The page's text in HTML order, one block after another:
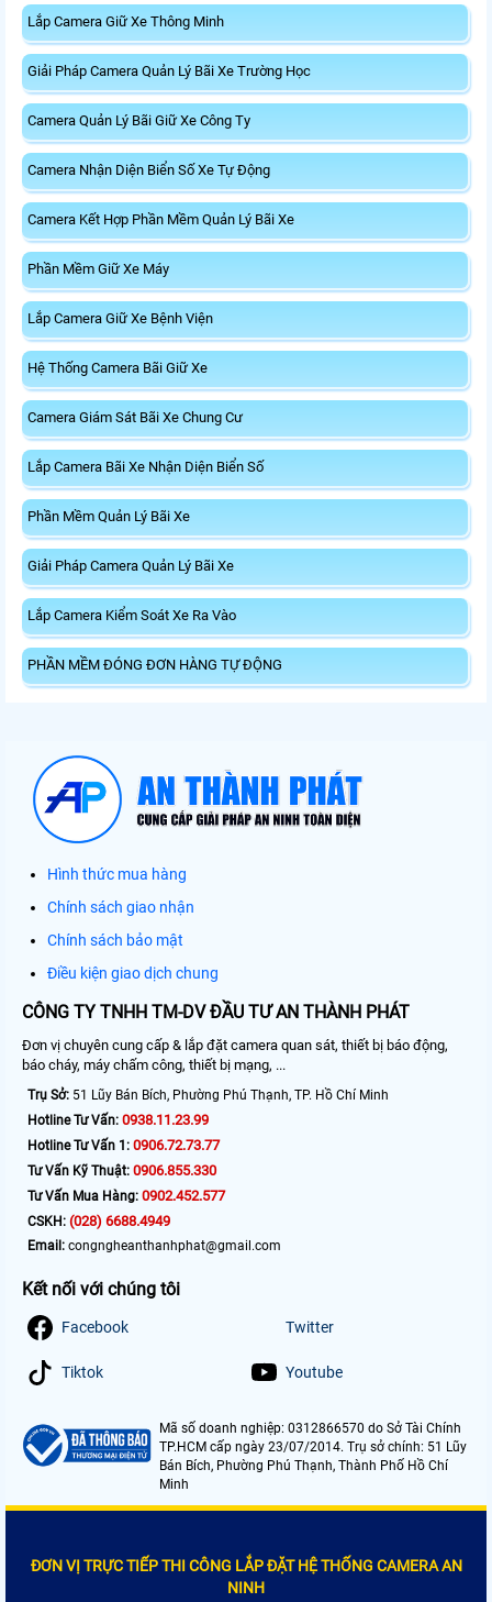
Lắp Camera Giữ Xe Thông Minh
Giải Pháp Camera Quản Lý Bãi Xe Trường Học
Camera Quản Lý Bãi Giữ Xe Công Ty
Camera Nhận Diện Biển Số Xe Tự Động
Camera Kết Hợp Phần Mềm Quản Lý Bãi Xe
Phần Mềm Giữ Xe Máy
Lắp Camera Giữ Xe Bệnh Viện
Hệ Thống Camera Bãi Giữ Xe
Camera Giám Sát Bãi Xe Chung Cư
Lắp Camera Bãi Xe Nhận Diện Biển Số
Phần Mềm Quản Lý Bãi Xe
Giải Pháp Camera Quản Lý Bãi Xe
Lắp Camera Kiểm Soát Xe Ra Vào
PHẦN MỀM ĐÓNG ĐƠN HÀNG TỰ ĐỘNG
Hình thức mua hàng
Chính sách giao nhận
Chính sách bảo mật
Điều kiện giao dịch chung
CÔNG TY TNHH TM-DV ĐẦU TƯ AN THÀNH PHÁT
Đơn vị chuyên cung cấp & lắp đặt camera quan sát, thiết bị báo động,
báo cháy, máy chấm công, thiết bị mạng, ...
Trụ Sở: 51 Lũy Bán Bích, Phường Phú Thạnh, TP. Hồ Chí Minh
Hotline Tư Vấn: 0938.11.23.99
Hotline Tư Vấn 1: 0906.72.73.77
Tư Vấn Kỹ Thuật: 0906.855.330
Tư Vấn Mua Hàng: 0902.452.577
CSKH: (028) 6688.4949
Email: congngheanthanhphat@gmail.com
Kết nối với chúng tôi
Facebook Twitter
Tiktok Youtube
Mã số doanh nghiệp: 0312866570 do Sở Tài Chính
TP.HCM cấp ngày 23/07/2014. Trụ sở chính: 51 Lũy
Bán Bích, Phường Phú Thạnh, Thành Phố Hồ Chí
Minh
ĐƠN VỊ TRỰC TIẾP THI CÔNG LẮP ĐẶT HỆ THỐNG CAMERA AN
NINH